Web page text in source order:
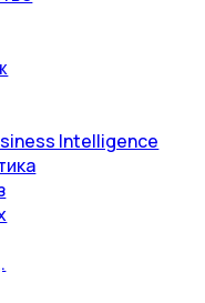
Intelligence